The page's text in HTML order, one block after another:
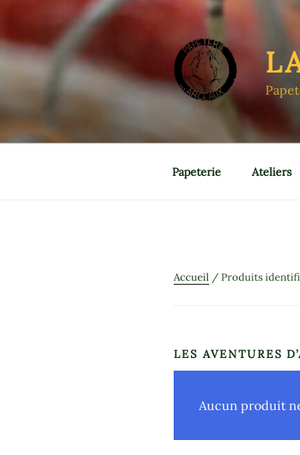
contenu
Papeterie Ateliers
Accueil / Produits
LES AVENTURES
Aucun produit